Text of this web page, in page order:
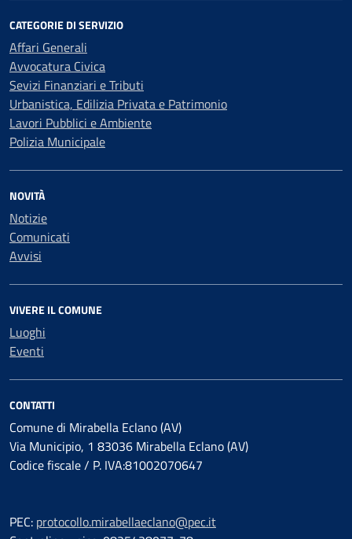
CATEGORIE DI SERVIZIO
Affari Generali
Avvocatura Civica
Sevizi Finanziari e Tributi
Urbanistica, Edilizia Privata e Patrimonio
Lavori Pubblici e Ambiente
Polizia Municipale
NOVITÀ
Notizie
Comunicati
Avvisi
VIVERE IL COMUNE
Luoghi
Eventi
CONTATTI
Comune di Mirabella Eclano (AV)
Via Municipio, 1 83036 Mirabella Eclano (AV)
Codice fiscale / P. IVA:81002070647
PEC: protocollo.mirabellaeclano@pec.it